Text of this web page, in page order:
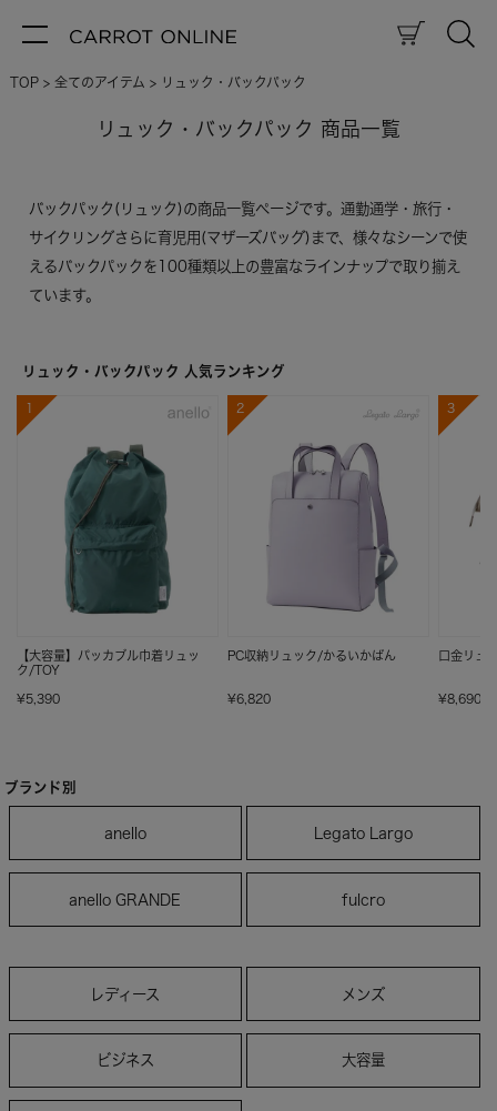
TOP 全てのアイテム リュック・バックパック
リュック・バックパック 商品一覧
バックパック(リュック)の商品一覧ページです。通勤通学・旅行・
サイクリングさらに育児用(マザーズバッグ)まで、様々なシーンで使
えるバックパックを100種類以上の豊富なラインナップで取り揃え
ています。
リュック・バックパック 人気ランキング
【大容量】パッカブル巾着リュッ
ク/TOY
¥5,390
PC収納リュック/かるいかばん
¥6,820
口金リュ
¥8,690
ブランド別
anello Legato Largo
anello GRANDE fulcro
レディース メンズ
ビジネス 大容量